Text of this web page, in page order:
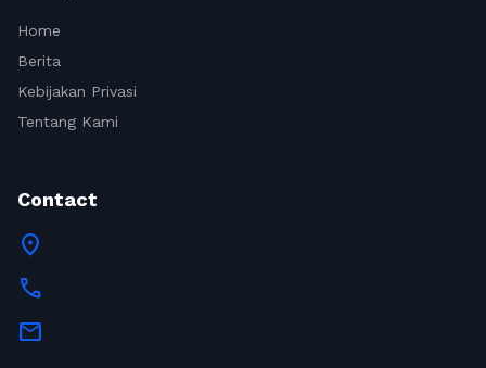
Home
Berita
Kebijakan Privasi
Tentang Kami
Contact
location_on
call
mail